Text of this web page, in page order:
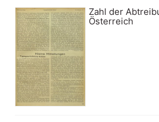
Zahl der
Österreich